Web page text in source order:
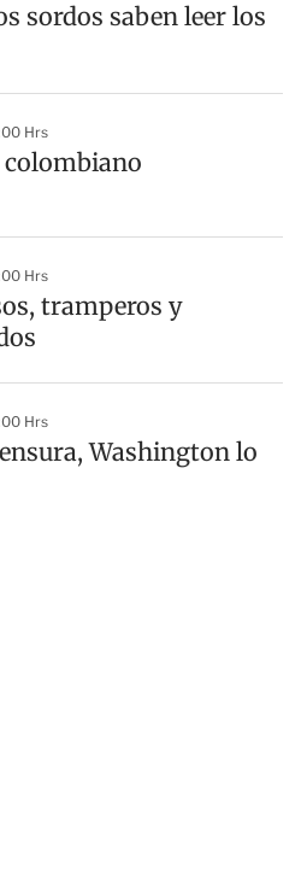
sordos saben leer los
Hrs
colombiano
Hrs
tramperos y
Hrs
Washington lo